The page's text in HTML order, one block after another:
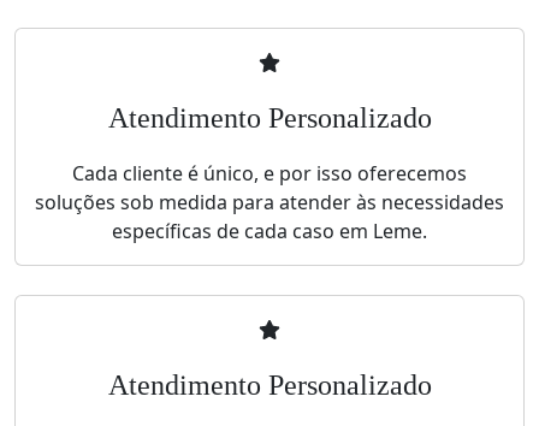
Atendimento Personalizado
Cada cliente é único, e por isso oferecemos
soluções sob medida para atender às necessidades
específicas de cada caso em Leme.
Atendimento Personalizado